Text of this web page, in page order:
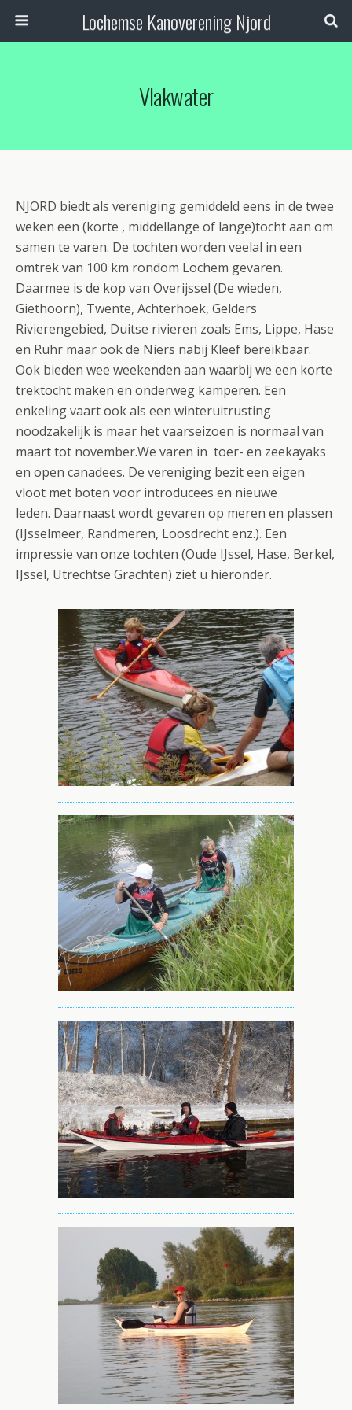
Lochemse Kanoverening Njord
Vlakwater
NJORD biedt als vereniging gemiddeld eens in de twee
weken een (korte , middellange of lange)tocht aan om
samen te varen. De tochten worden veelal in een
omtrek van 100 km rondom Lochem gevaren.
Daarmee is de kop van Overijssel (De wieden,
Giethoorn), Twente, Achterhoek, Gelders
Rivierengebied, Duitse rivieren zoals Ems, Lippe, Hase
en Ruhr maar ook de Niers nabij Kleef bereikbaar.
Ook bieden wee weekenden aan waarbij we een korte
trektocht maken en onderweg kamperen. Een
enkeling vaart ook als een winteruitrusting
noodzakelijk is maar het vaarseizoen is normaal van
maart tot november.We varen in toer- en zeekayaks
en open canadees. De vereniging bezit een eigen
vloot met boten voor introducees en nieuwe
leden. Daarnaast wordt gevaren op meren en plassen
(IJsselmeer, Randmeren, Loosdrecht enz.). Een
impressie van onze tochten (Oude IJssel, Hase, Berkel,
IJssel, Utrechtse Grachten) ziet u hieronder.